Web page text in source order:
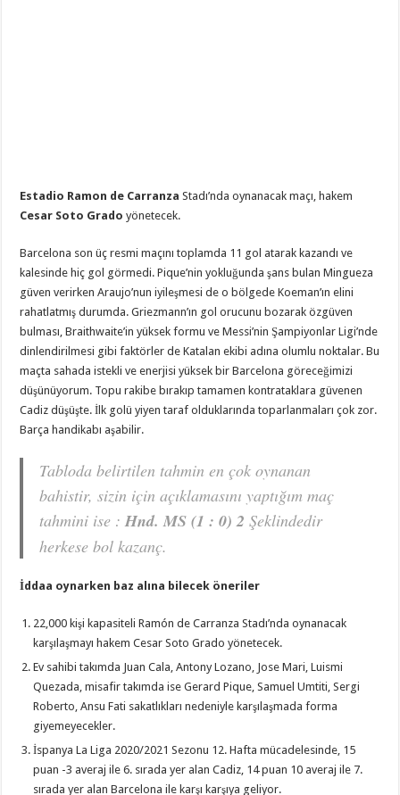
Estadio Ramon de Carranza Stadı’nda oynanacak maçı, hakem
Cesar Soto Grado yönetecek.
Barcelona son üç resmi maçını toplamda 11 gol atarak kazandı ve
kalesinde hiç gol görmedi. Pique’nin yokluğunda şans bulan Mingueza
güven verirken Araujo’nun iyileşmesi de o bölgede Koeman’ın elini
rahatlatmış durumda. Griezmann’ın gol orucunu bozarak özgüven
bulması, Braithwaite’in yüksek formu ve Messi’nin Şampiyonlar Ligi’nde
dinlendirilmesi gibi faktörler de Katalan ekibi adına olumlu noktalar. Bu
maçta sahada istekli ve enerjisi yüksek bir Barcelona göreceğimizi
düşünüyorum. Topu rakibe bırakıp tamamen kontrataklara güvenen
Cadiz düşüşte. İlk golü yiyen taraf olduklarında toparlanmaları çok zor.
Barça handikabı aşabilir.
Tabloda belirtilen tahmin en çok oynanan
bahistir, sizin için açıklamasını yaptığım maç
tahmini ise :Hnd. MS (1 : 0) 2Şeklindedir
herkese bol kazanç.
İddaa oynarken baz alına bilecek öneriler
22,000 kişi kapasiteli Ramón de Carranza Stadı’nda oynanacak
karşılaşmayı hakem Cesar Soto Grado yönetecek.
Ev sahibi takımda Juan Cala, Antony Lozano, Jose Mari, Luismi
Quezada, misafir takımda ise Gerard Pique, Samuel Umtiti, Sergi
Roberto, Ansu Fati sakatlıkları nedeniyle karşılaşmada forma
giyemeyecekler.
İspanya La Liga 2020/2021 Sezonu 12. Hafta mücadelesinde, 15
puan -3 averaj ile 6. sırada yer alan Cadiz, 14 puan 10 averaj ile 7.
sırada yer alan Barcelona ile karşı karşıya geliyor.